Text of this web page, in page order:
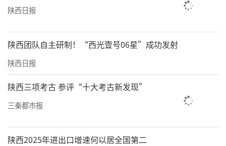
陕西日报
陕西团队自主研制！“西光壹号06星”成功发射
陕西日报
陕西三项考古 参评“十大考古新发现”
三秦都市报
陕西2025年进出口增速何以居全国第二